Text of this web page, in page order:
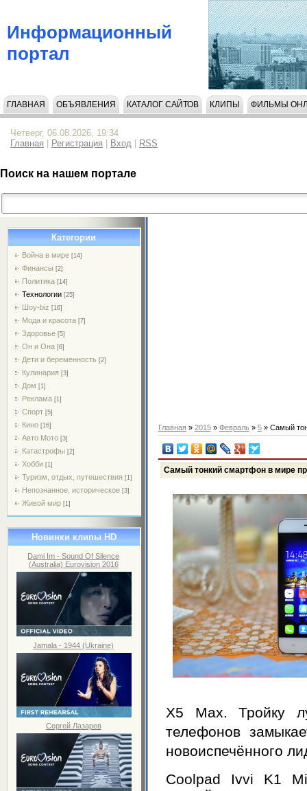
Информационный
портал
ГЛАВНАЯ ОБЪЯВЛЕНИЯ КАТАЛОГ САЙТОВ КЛИПЫ ФИЛЬМЫ
Четверг, 06.08.2026, 19:34
Главная
Регистрация Вход RSS
Поиск на нашем портале
Категории
Война в мире [14]
Финансы [2]
Политика [14]
Технологии [25]
Шоу-biz [16]
Мода и красота [7]
Здоровье [5]
Он и Она [6]
Дети и беременность [2]
Кулинария [3]
Дом [1]
Реклама [1]
Спорт [5]
Кино [16]
Авто Мото [3]
Катастрофы [2]
Хобби [1]
Туризм, отдых, путешествия [1]
Непознанное, историческое [3]
Живой мир [1]
Новинки клипы HD
Dami Im - Sound Of Silence
(Australia) Eurovision 2016
Jamala - 1944 (Ukraine)
Сергей Лазарев
Главная » 2015 » Февраль » 5» Самый
Самый тонкий смартфон в мире
X5 Max. Тройку
телефонов
новоиспечённого
Coolpad Ivvi K1